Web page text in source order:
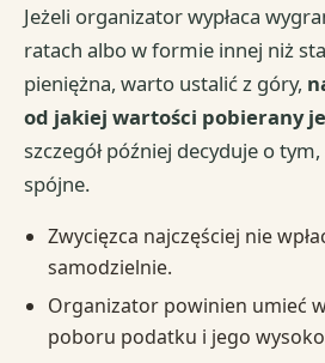
Jeżeli organizator wypłaca
ratach albo w formie innej niż
pieniężna, warto ustalić z góry,
od jakiej wartości pobierany
szczegół później decyduje o
spójne.
Zwycięzca najczęściej nie
samodzielnie.
Organizator powinien umieć
poboru podatku i jego